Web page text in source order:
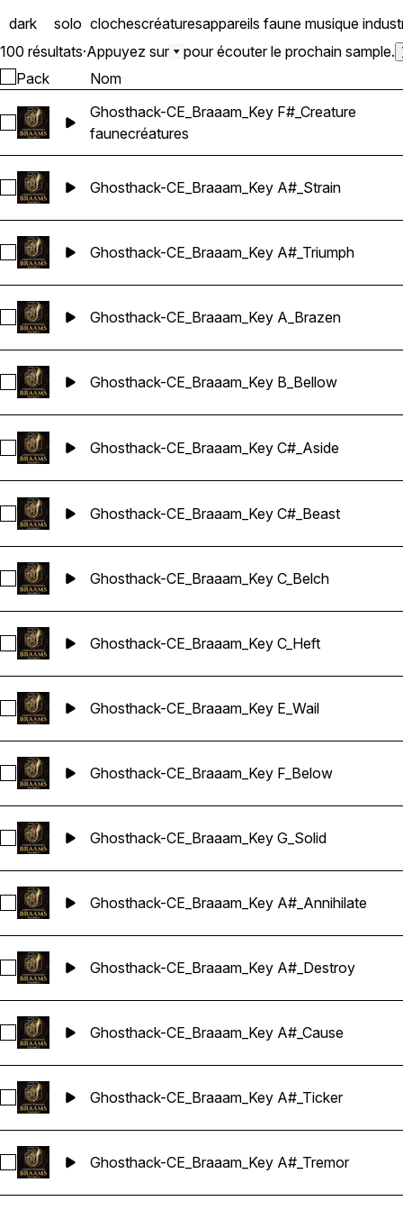
dark solo clochescréaturesappareils faune musique
100 résultats·Appuyez sur pour écouter le prochain sample.
Pack Nom
Sélectionnez Ghosthack-CE_Braaam_Key F#_Creature
Ghosthack-CE_Braaam_Key F#_Creature
faunecréatures
Sélectionnez Ghosthack-CE_Braaam_Key A#_Strain
Ghosthack-CE_Braaam_Key A#_Strain
Sélectionnez Ghosthack-CE_Braaam_Key A#_Triumph
Ghosthack-CE_Braaam_Key A#_Triumph
Sélectionnez Ghosthack-CE_Braaam_Key A_Brazen
Ghosthack-CE_Braaam_Key A_Brazen
Sélectionnez Ghosthack-CE_Braaam_Key B_Bellow
Ghosthack-CE_Braaam_Key B_Bellow
Sélectionnez Ghosthack-CE_Braaam_Key C#_Aside
Ghosthack-CE_Braaam_Key C#_Aside
Sélectionnez Ghosthack-CE_Braaam_Key C#_Beast
Ghosthack-CE_Braaam_Key C#_Beast
Sélectionnez Ghosthack-CE_Braaam_Key C_Belch
Ghosthack-CE_Braaam_Key C_Belch
Sélectionnez Ghosthack-CE_Braaam_Key C_Heft
Ghosthack-CE_Braaam_Key C_Heft
Sélectionnez Ghosthack-CE_Braaam_Key E_Wail
Ghosthack-CE_Braaam_Key E_Wail
Sélectionnez Ghosthack-CE_Braaam_Key F_Below
Ghosthack-CE_Braaam_Key F_Below
Sélectionnez Ghosthack-CE_Braaam_Key G_Solid
Ghosthack-CE_Braaam_Key G_Solid
Sélectionnez Ghosthack-CE_Braaam_Key A#_Annihilate
Ghosthack-CE_Braaam_Key A#_Annihilate
Sélectionnez Ghosthack-CE_Braaam_Key A#_Destroy
Ghosthack-CE_Braaam_Key A#_Destroy
Sélectionnez Ghosthack-CE_Braaam_Key A#_Cause
Ghosthack-CE_Braaam_Key A#_Cause
Sélectionnez Ghosthack-CE_Braaam_Key A#_Ticker
Ghosthack-CE_Braaam_Key A#_Ticker
Sélectionnez Ghosthack-CE_Braaam_Key A#_Tremor
Ghosthack-CE_Braaam_Key A#_Tremor